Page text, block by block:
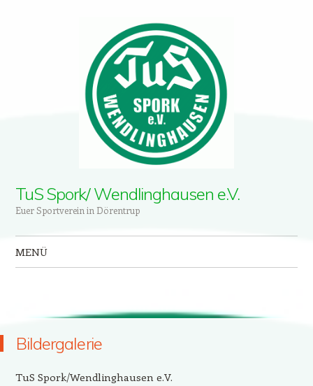
TuS Spork/ Wendlinghausen e.V.
Euer Sportverein in Dörentrup
MENÜ
Bildergalerie
TuS Spork/Wendlinghausen e.V.